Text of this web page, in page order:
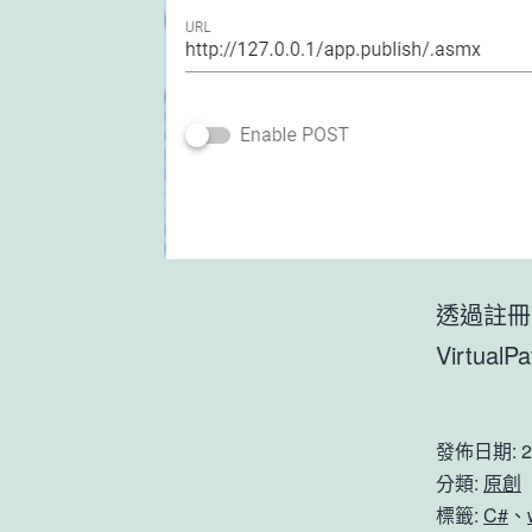
透過註
發佈日期:
分類: 原創
標籤: C# 、